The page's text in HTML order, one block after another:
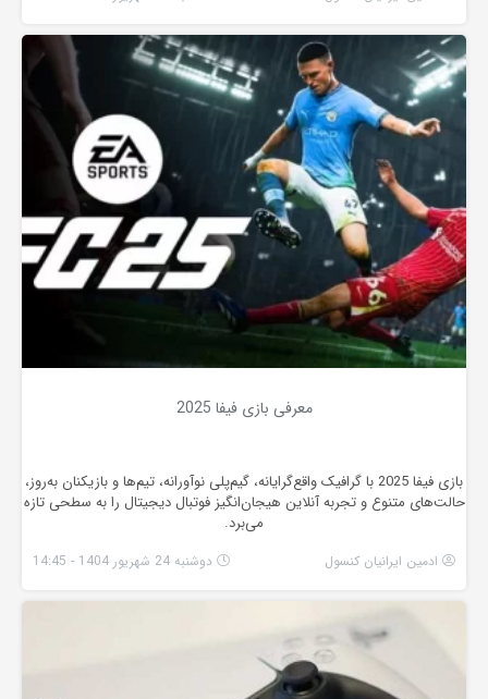
معرفی بازی فیفا 2025
بازی فیفا 2025 با گرافیک واقع‌گرایانه، گیم‌پلی نوآورانه، تیم‌ها و بازیکنان به‌روز،
حالت‌های متنوع و تجربه آنلاین هیجان‌انگیز فوتبال دیجیتال را به سطحی تازه
می‌برد.
ادمین ایرانیان کنسول دوشنبه 24 شهریور 1404 - 14:45